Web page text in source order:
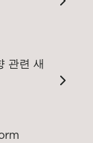
관련 새